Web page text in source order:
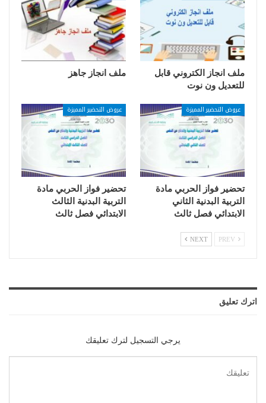
ملف انجاز الكتروني قابل
للتعديل ون نوت
ملف انجاز جاهز
عروض التحضير المميزة
تحضير فواز الحربي مادة
التربية البدنية الثاني
الابتدائي فصل ثالث
عروض التحضير المميزة
تحضير فواز الحربي مادة
التربية البدنية الثالث
الابتدائي فصل ثالث
NEXT
اترك تعليق
يرجي التسجيل لترك تعليقك